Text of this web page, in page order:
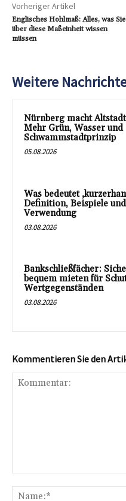
Vorheriger Artikel
Englisches Hohlmaß: Alles, was Sie
über diese Maßeinheit wissen
müssen
Weitere
Nürnberg macht
Mehr Grün, Wasser und
Schwammstadtprinzip
05.08.2026
Was bedeutet
Definition, Beispiele und
Verwendung
03.08.2026
Bankschließfächer:
bequem mieten für
Wertgegenständen
03.08.2026
Kommentieren Sie den